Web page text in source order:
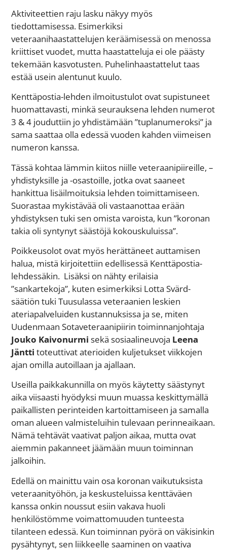
Aktiviteettien raju lasku näkyy myös
tiedottamisessa. Esimerkiksi
veteraanihaastattelujen keräämisessä on menossa
kriittiset vuodet, mutta haastatteluja ei ole päästy
tekemään kasvotusten. Puhelinhaastattelut taas
estää usein alentunut kuulo.
Kenttäpostia-lehden ilmoitustulot ovat supistuneet
huomattavasti, minkä seurauksena lehden numerot
3 & 4 jouduttiin jo yhdistämään ”tuplanumeroksi” ja
sama saattaa olla edessä vuoden kahden viimeisen
numeron kanssa.
Tässä kohtaa lämmin kiitos niille veteraanipiireille, –
yhdistyksille ja -osastoille, jotka ovat saaneet
hankittua lisäilmoituksia lehden toimittamiseen.
Suorastaa mykistävää oli vastaanottaa erään
yhdistyksen tuki sen omista varoista, kun ”koronan
takia oli syntynyt säästöjä kokouskuluissa”.
Poikkeusolot ovat myös herättäneet auttamisen
halua, mistä kirjoitettiin edellisessä Kenttäpostia-
lehdessäkin. Lisäksi on nähty erilaisia
”sankartekoja”, kuten esimerkiksi Lotta Svärd-
säätiön tuki Tuusulassa veteraanien leskien
ateriapalveluiden kustannuksissa ja se, miten
Uudenmaan Sotaveteraanipiirin toiminnanjohtaja
Jouko Kaivonurmi sekä sosiaalineuvoja Leena
Jäntti toteuttivat aterioiden kuljetukset viikkojen
ajan omilla autoillaan ja ajallaan.
Useilla paikkakunnilla on myös käytetty säästynyt
aika viisaasti hyödyksi muun muassa keskittymällä
paikallisten perinteiden kartoittamiseen ja samalla
oman alueen valmisteluihin tulevaan perinneaikaan.
Nämä tehtävät vaativat paljon aikaa, mutta ovat
aiemmin pakanneet jäämään muun toiminnan
jalkoihin.
Edellä on mainittu vain osa koronan vaikutuksista
veteraanityöhön, ja keskusteluissa kenttäväen
kanssa onkin noussut esiin vakava huoli
henkilöstömme voimattomuuden tunteesta
tilanteen edessä. Kun toiminnan pyörä on väkisinkin
pysähtynyt, sen liikkeelle saaminen on vaativa